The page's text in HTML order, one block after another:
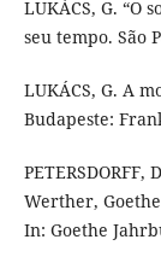
LUKÁCS, G. “O
seu tempo. São
LUKÁCS, G. A
Budapeste:
Werther,
In: Goethe